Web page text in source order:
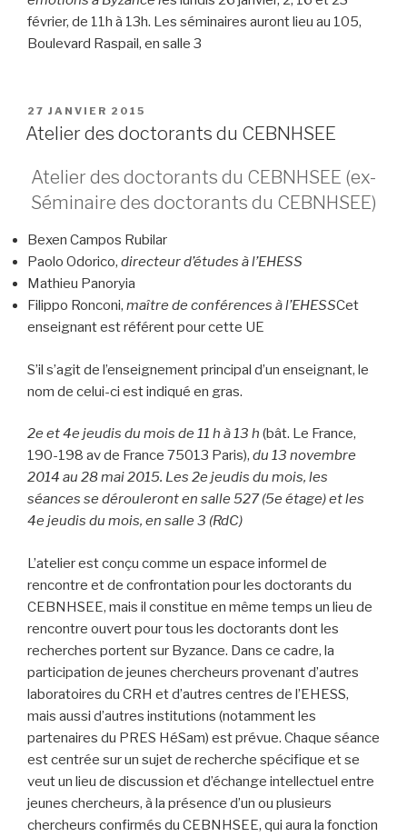
février, de 11h à 13h. Les séminaires auront lieu au 105,
Boulevard Raspail, en salle 3
PUBLIÉ
LE
27 JANVIER 2015
Atelier des doctorants du CEBNHSEE
Atelier des doctorants du CEBNHSEE (ex-
Séminaire des doctorants du CEBNHSEE)
Bexen Campos Rubilar
Paolo Odorico, directeur d’études à l’EHESS
Mathieu Panoryia
Filippo Ronconi, maître de conférences à l’EHESSCet
enseignant est référent pour cette UE
S’il s’agit de l’enseignement principal d’un enseignant, le
nom de celui-ci est indiqué en gras.
2e et 4e jeudis du mois de 11 h à 13 h (bât. Le France,
190-198 av de France 75013 Paris), du 13 novembre
2014 au 28 mai 2015. Les 2e jeudis du mois, les
séances se dérouleront en salle 527 (5e étage) et les
4e jeudis du mois, en salle 3 (RdC)
L’atelier est conçu comme un espace informel de
rencontre et de confrontation pour les doctorants du
CEBNHSEE, mais il constitue en même temps un lieu de
rencontre ouvert pour tous les doctorants dont les
recherches portent sur Byzance. Dans ce cadre, la
participation de jeunes chercheurs provenant d’autres
laboratoires du CRH et d’autres centres de l’EHESS,
mais aussi d’autres institutions (notamment les
partenaires du PRES HéSam) est prévue. Chaque séance
est centrée sur un sujet de recherche spécifique et se
veut un lieu de discussion et d’échange intellectuel entre
jeunes chercheurs, à la présence d’un ou plusieurs
chercheurs confirmés du CEBNHSEE, qui aura la fonction